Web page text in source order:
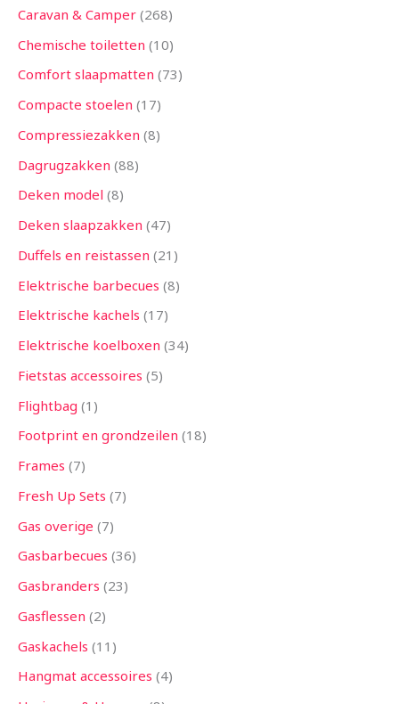
Caravan & Camper 268
Chemische toiletten 10
Comfort slaapmatten 73
Compacte stoelen 17
Compressiezakken 8
Dagrugzakken 88
Deken model 8
Deken slaapzakken 47
Duffels en reistassen 21
Elektrische barbecues 8
Elektrische kachels 17
Elektrische koelboxen 34
Fietstas accessoires 5
Flightbag 1
Footprint en grondzeilen 18
Frames 7
Fresh Up Sets 7
Gas overige 7
Gasbarbecues 36
Gasbranders 23
Gasflessen 2
Gaskachels 11
Hangmat accessoires 4